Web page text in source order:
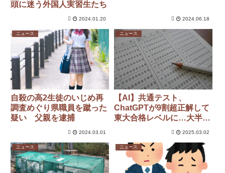
頭に迷う外国人実習生たち
2024.01.20 2024.06.18
ニュース
自殺の高2生徒のいじめ再
調査めぐり県職員を蹴った
疑い 父親を逮捕
2024.03.01
ニュース
【AI】共通テスト、
ChatGPTが9割超正解して
東大合格レベルに…大半の
2025.03.02
ニュース ニュース